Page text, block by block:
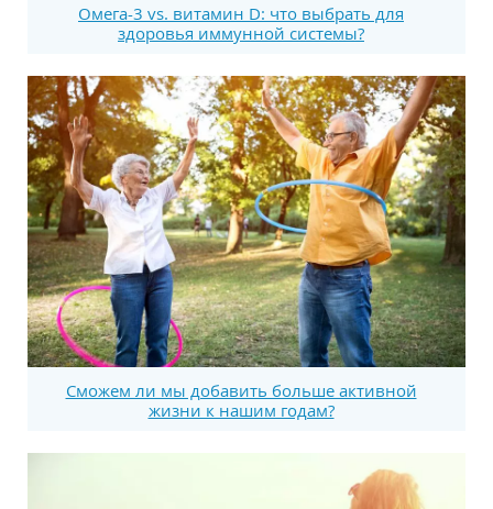
Омега-3 vs. витамин D: что выбрать для
здоровья иммунной системы?
Сможем ли мы добавить больше активной
жизни к нашим годам?